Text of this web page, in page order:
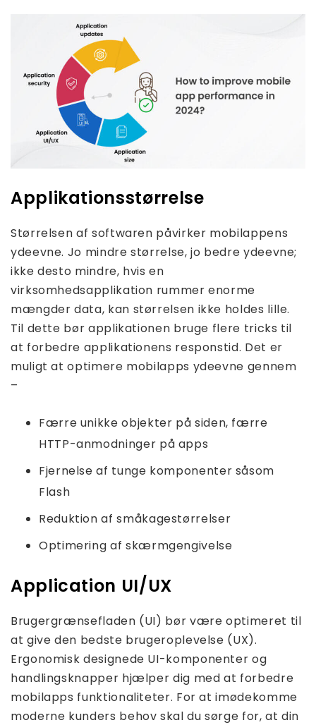
Applikationsstørrelse
Størrelsen af ​​softwaren påvirker mobilappens
ydeevne. Jo mindre størrelse, jo bedre ydeevne;
ikke desto mindre, hvis en
virksomhedsapplikation rummer enorme
mængder data, kan størrelsen ikke holdes lille.
Til dette bør applikationen bruge flere tricks til
at forbedre applikationens responstid. Det er
muligt at optimere mobilapps ydeevne gennem
–
Færre unikke objekter på siden, færre
HTTP-anmodninger på apps
Fjernelse af tunge komponenter såsom
Flash
Reduktion af småkagestørrelser
Optimering af skærmgengivelse
Application UI/UX
Brugergrænsefladen (UI) bør være optimeret til
at give den bedste brugeroplevelse (UX).
Ergonomisk designede UI-komponenter og
handlingsknapper hjælper dig med at forbedre
mobilapps funktionaliteter. For at imødekomme
moderne kunders behov skal du sørge for, at din